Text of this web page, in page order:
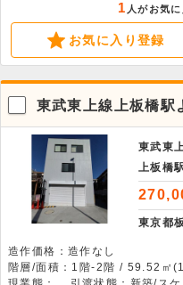
1 人がお気
お気に入り登録
東武東上線上板橋駅
舗
東武東
上板橋
東京都
造作価格：造作なし
階層/面積：1階-2階 / 59.52㎡